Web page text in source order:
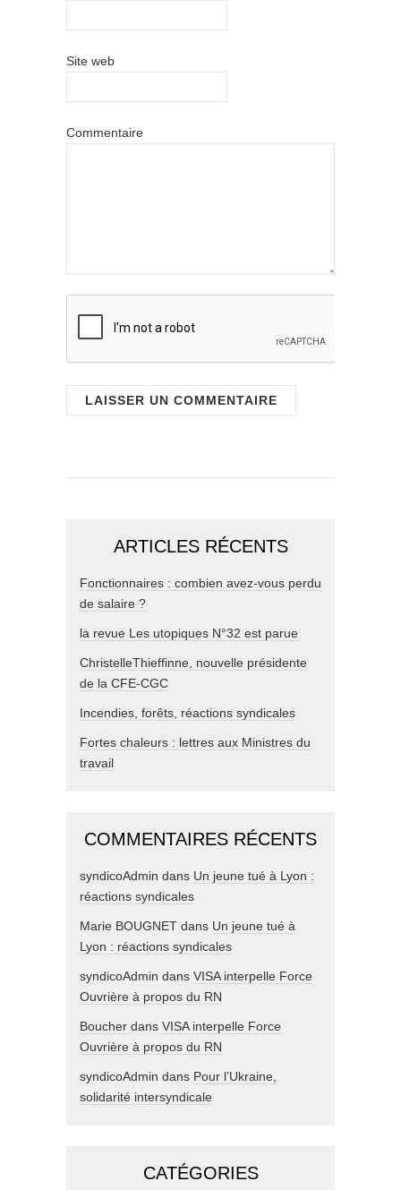
Site web
Commentaire
ARTICLES RÉCENTS
Fonctionnaires : combien avez-vous perdu
de salaire ?
la revue Les utopiques N°32 est parue
ChristelleThieffinne, nouvelle présidente
de la CFE-CGC
Incendies, forêts, réactions syndicales
Fortes chaleurs : lettres aux Ministres du
travail
COMMENTAIRES RÉCENTS
syndicoAdmin dans Un jeune tué à Lyon :
réactions syndicales
Marie BOUGNET dans Un jeune tué à
Lyon : réactions syndicales
syndicoAdmin dans VISA interpelle Force
Ouvrière à propos du RN
Boucher dans VISA interpelle Force
Ouvrière à propos du RN
syndicoAdmin dans Pour l’Ukraine,
solidarité intersyndicale
CATÉGORIES